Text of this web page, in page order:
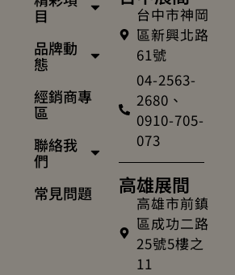
目
品牌動
態
經銷商專
區
聯絡我
們
常見問題
台中市神岡
區新興北路
61號
04-2563-
2680、
0910-705-
073
高雄展間
高雄市前鎮
區成功二路
25號5樓之
11